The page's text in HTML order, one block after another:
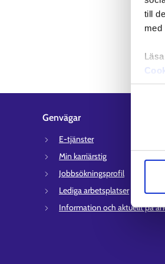
till
med
Genvägar
E-tjänster
Min karriärstig
Jobbsökningsprofil
Lediga arbetsplatser
Information och aktuellt på